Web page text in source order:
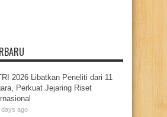
2026 Libatkan Peneliti dari 11
Perkuat Jejaring Riset
days ago